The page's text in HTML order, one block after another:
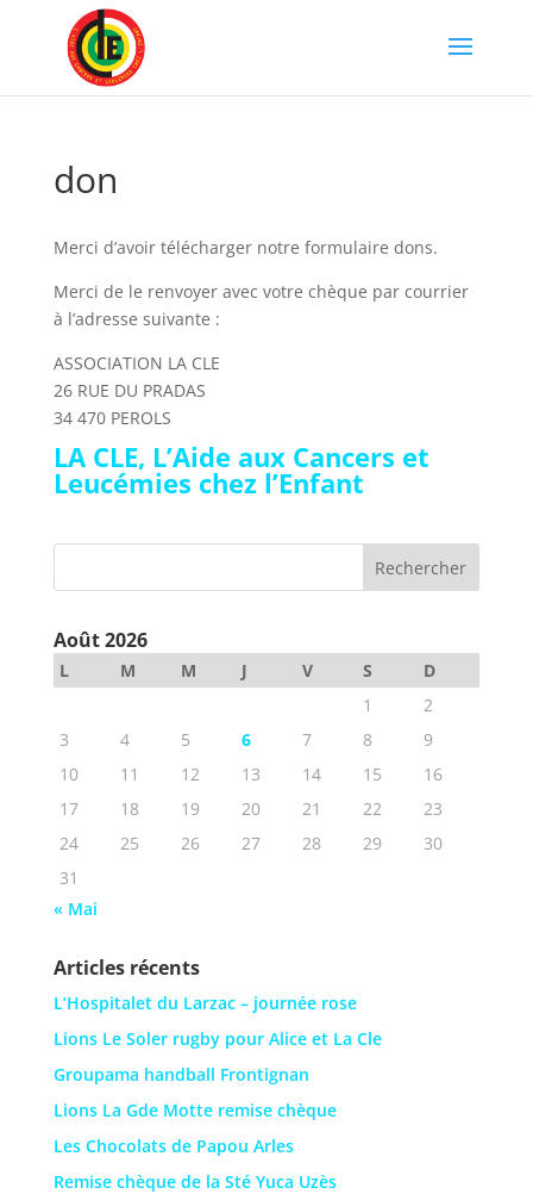
don
Merci d’avoir télécharger notre formulaire dons.
Merci de le renvoyer avec votre chèque par courrier
à l’adresse suivante :
ASSOCIATION LA CLE
26 RUE DU PRADAS
34 470 PEROLS
LA CLE, L’Aide aux Cancers et
Leucémies chez l’Enfant
Août 2026
L M M J V S
D
1
2
3
4 5 6 7 8
9
10
11 12 13 14 15
16
17
18 19 20 21 22
23
24
25 26 27 28 29
30
31
« Mai
Articles récents
L’Hospitalet du Larzac – journée rose
Lions Le Soler rugby pour Alice et La Cle
Groupama handball Frontignan
Lions La Gde Motte remise chèque
Les Chocolats de Papou Arles
Remise chèque de la Sté Yuca Uzès